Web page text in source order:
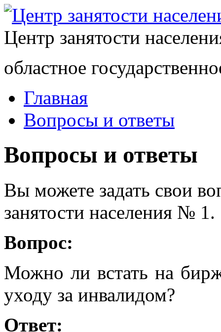
Центр занятости
областное
Главная
Вопросы и ответы
Вопросы и ответы
Вы можете задать свои
занятости населения № 1.
Вопрос:
Можно ли встать на
уходу за инвалидом?
Ответ: